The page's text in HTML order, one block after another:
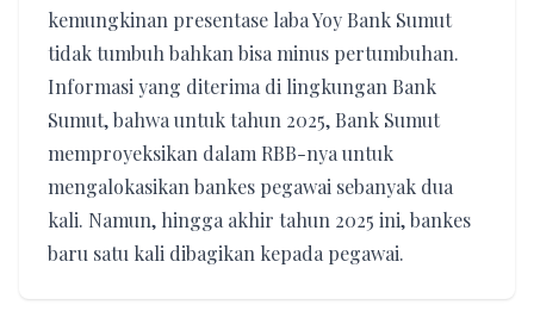
kemungkinan presentase laba Yoy Bank Sumut
tidak tumbuh bahkan bisa minus pertumbuhan.
Informasi yang diterima di lingkungan Bank
Sumut, bahwa untuk tahun 2025, Bank Sumut
memproyeksikan dalam RBB-nya untuk
mengalokasikan bankes pegawai sebanyak dua
kali. Namun, hingga akhir tahun 2025 ini, bankes
baru satu kali dibagikan kepada pegawai.